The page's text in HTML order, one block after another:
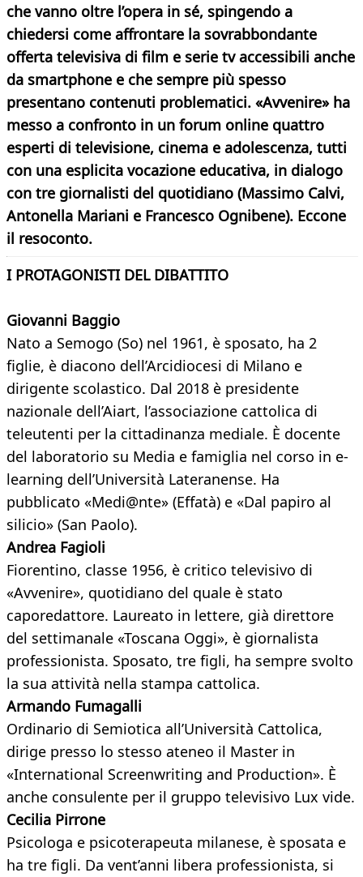
che vanno oltre l’opera in sé, spingendo a
chiedersi come affrontare la sovrabbondante
offerta televisiva di film e serie tv accessibili anche
da smartphone e che sempre più spesso
presentano contenuti problematici. «Avvenire» ha
messo a confronto in un forum online quattro
esperti di televisione, cinema e adolescenza, tutti
con una esplicita vocazione educativa, in dialogo
con tre giornalisti del quotidiano (Massimo Calvi,
Antonella Mariani e Francesco Ognibene). Eccone
il resoconto.
I PROTAGONISTI DEL DIBATTITO
Giovanni Baggio
Nato a Semogo (So) nel 1961, è sposato, ha 2
figlie, è diacono dell’Arcidiocesi di Milano e
dirigente scolastico. Dal 2018 è presidente
nazionale dell’Aiart, l’associazione cattolica di
teleutenti per la cittadinanza mediale. È docente
del laboratorio su Media e famiglia nel corso in e-
learning dell’Università Lateranense. Ha
pubblicato «Medi@nte» (Effatà) e «Dal papiro al
silicio» (San Paolo).
Andrea Fagioli
Fiorentino, classe 1956, è critico televisivo di
«Avvenire», quotidiano del quale è stato
caporedattore. Laureato in lettere, già direttore
del settimanale «Toscana Oggi», è giornalista
professionista. Sposato, tre figli, ha sempre svolto
la sua attività nella stampa cattolica.
Armando Fumagalli
Ordinario di Semiotica all’Università Cattolica,
dirige presso lo stesso ateneo il Master in
«International Screenwriting and Production». È
anche consulente per il gruppo televisivo Lux vide.
Cecilia Pirrone
Psicologa e psicoterapeuta milanese, è sposata e
ha tre figli. Da vent’anni libera professionista, si